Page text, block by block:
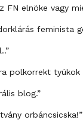
FN elnöke vagy
feminista
polkorrekt tyúkok
blog.”
orbáncsicska!”